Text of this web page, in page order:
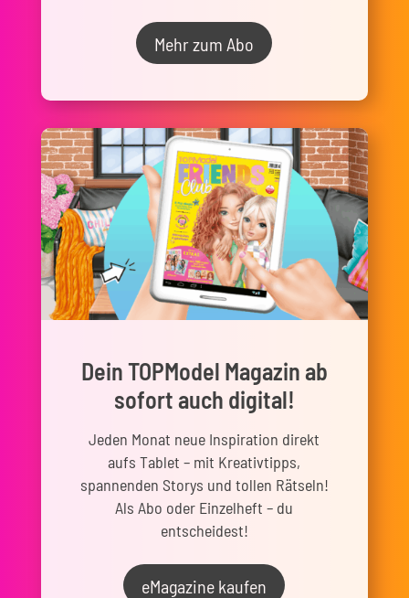
Mehr zum Abo
Dein TOPModel Magazin ab
sofort auch digital!
Jeden Monat neue Inspiration direkt
aufs Tablet – mit Kreativtipps,
spannenden Storys und tollen Rätseln!
Als Abo oder Einzelheft – du
entscheidest!
eMagazine kaufen